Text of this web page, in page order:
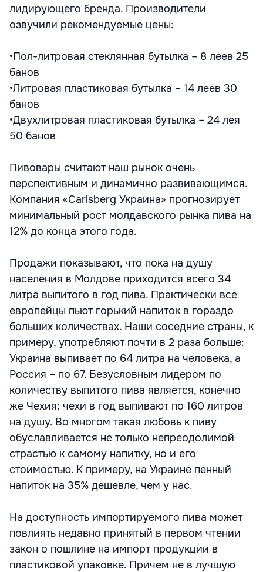
лидирующего бренда. Производители
озвучили рекомендуемые цены:
•Пол-литровая стеклянная бутылка – 8 леев 25
банов
•Литровая пластиковая бутылка – 14 леев 30
банов
•Двухлитровая пластиковая бутылка – 24 лея
50 банов
Пивовары считают наш рынок очень
перспективным и динамично развивающимся.
Компания «Carlsberg Украина» прогнозирует
минимальный рост молдавского рынка пива на
12% до конца этого года.
Продажи показывают, что пока на душу
населения в Молдове приходится всего 34
литра выпитого в год пива. Практически все
европейцы пьют горький напиток в гораздо
больших количествах. Наши соседние страны, к
примеру, употребляют почти в 2 раза больше:
Украина выпивает по 64 литра на человека, а
Россия – по 67. Безусловным лидером по
количеству выпитого пива является, конечно
же Чехия: чехи в год выпивают по 160 литров
на душу. Во многом такая любовь к пиву
обуславливается не только непреодолимой
страстью к самому напитку, но и его
стоимостью. К примеру, на Украине пенный
напиток на 35% дешевле, чем у нас.
На доступность импортируемого пива может
повлиять недавно принятый в первом чтении
закон о пошлине на импорт продукции в
пластиковой упаковке. Причем не в лучшую